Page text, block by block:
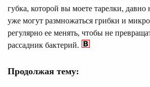
губка, которой вы моете тарелки, давно
уже могут размножаться грибки и
регулярно ее менять, чтобы не
рассадник бактерий.
Продолжая тему: